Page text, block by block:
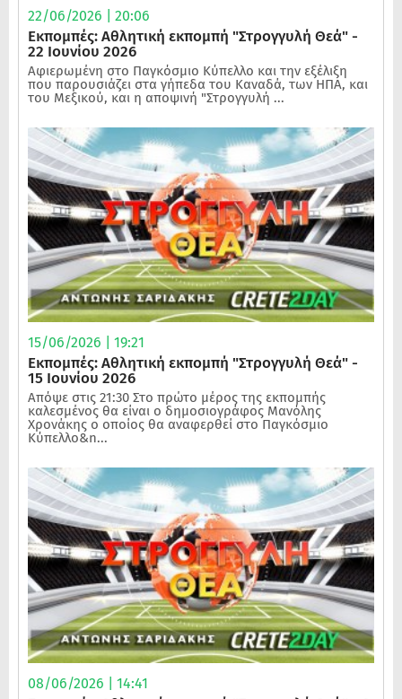
22/06/2026 | 20:06
Εκπομπές: Αθλητική εκπομπή "Στρογγυλή Θεά" -
22 Ιουνίου 2026
Αφιερωμένη στο Παγκόσμιο Κύπελλο και την εξέλιξη
που παρουσιάζει στα γήπεδα του Καναδά, των ΗΠΑ, και
του Μεξικού, και η αποψινή "Στρογγυλή ...
15/06/2026 | 19:21
Εκπομπές: Αθλητική εκπομπή "Στρογγυλή Θεά" -
15 Ιουνίου 2026
Απόψε στις 21:30 Στο πρώτο μέρος της εκπομπής
καλεσμένος θα είναι ο δημοσιογράφος Μανόλης
Χρονάκης ο οποίος θα αναφερθεί στο Παγκόσμιο
Κύπελλο&n...
08/06/2026 | 14:41